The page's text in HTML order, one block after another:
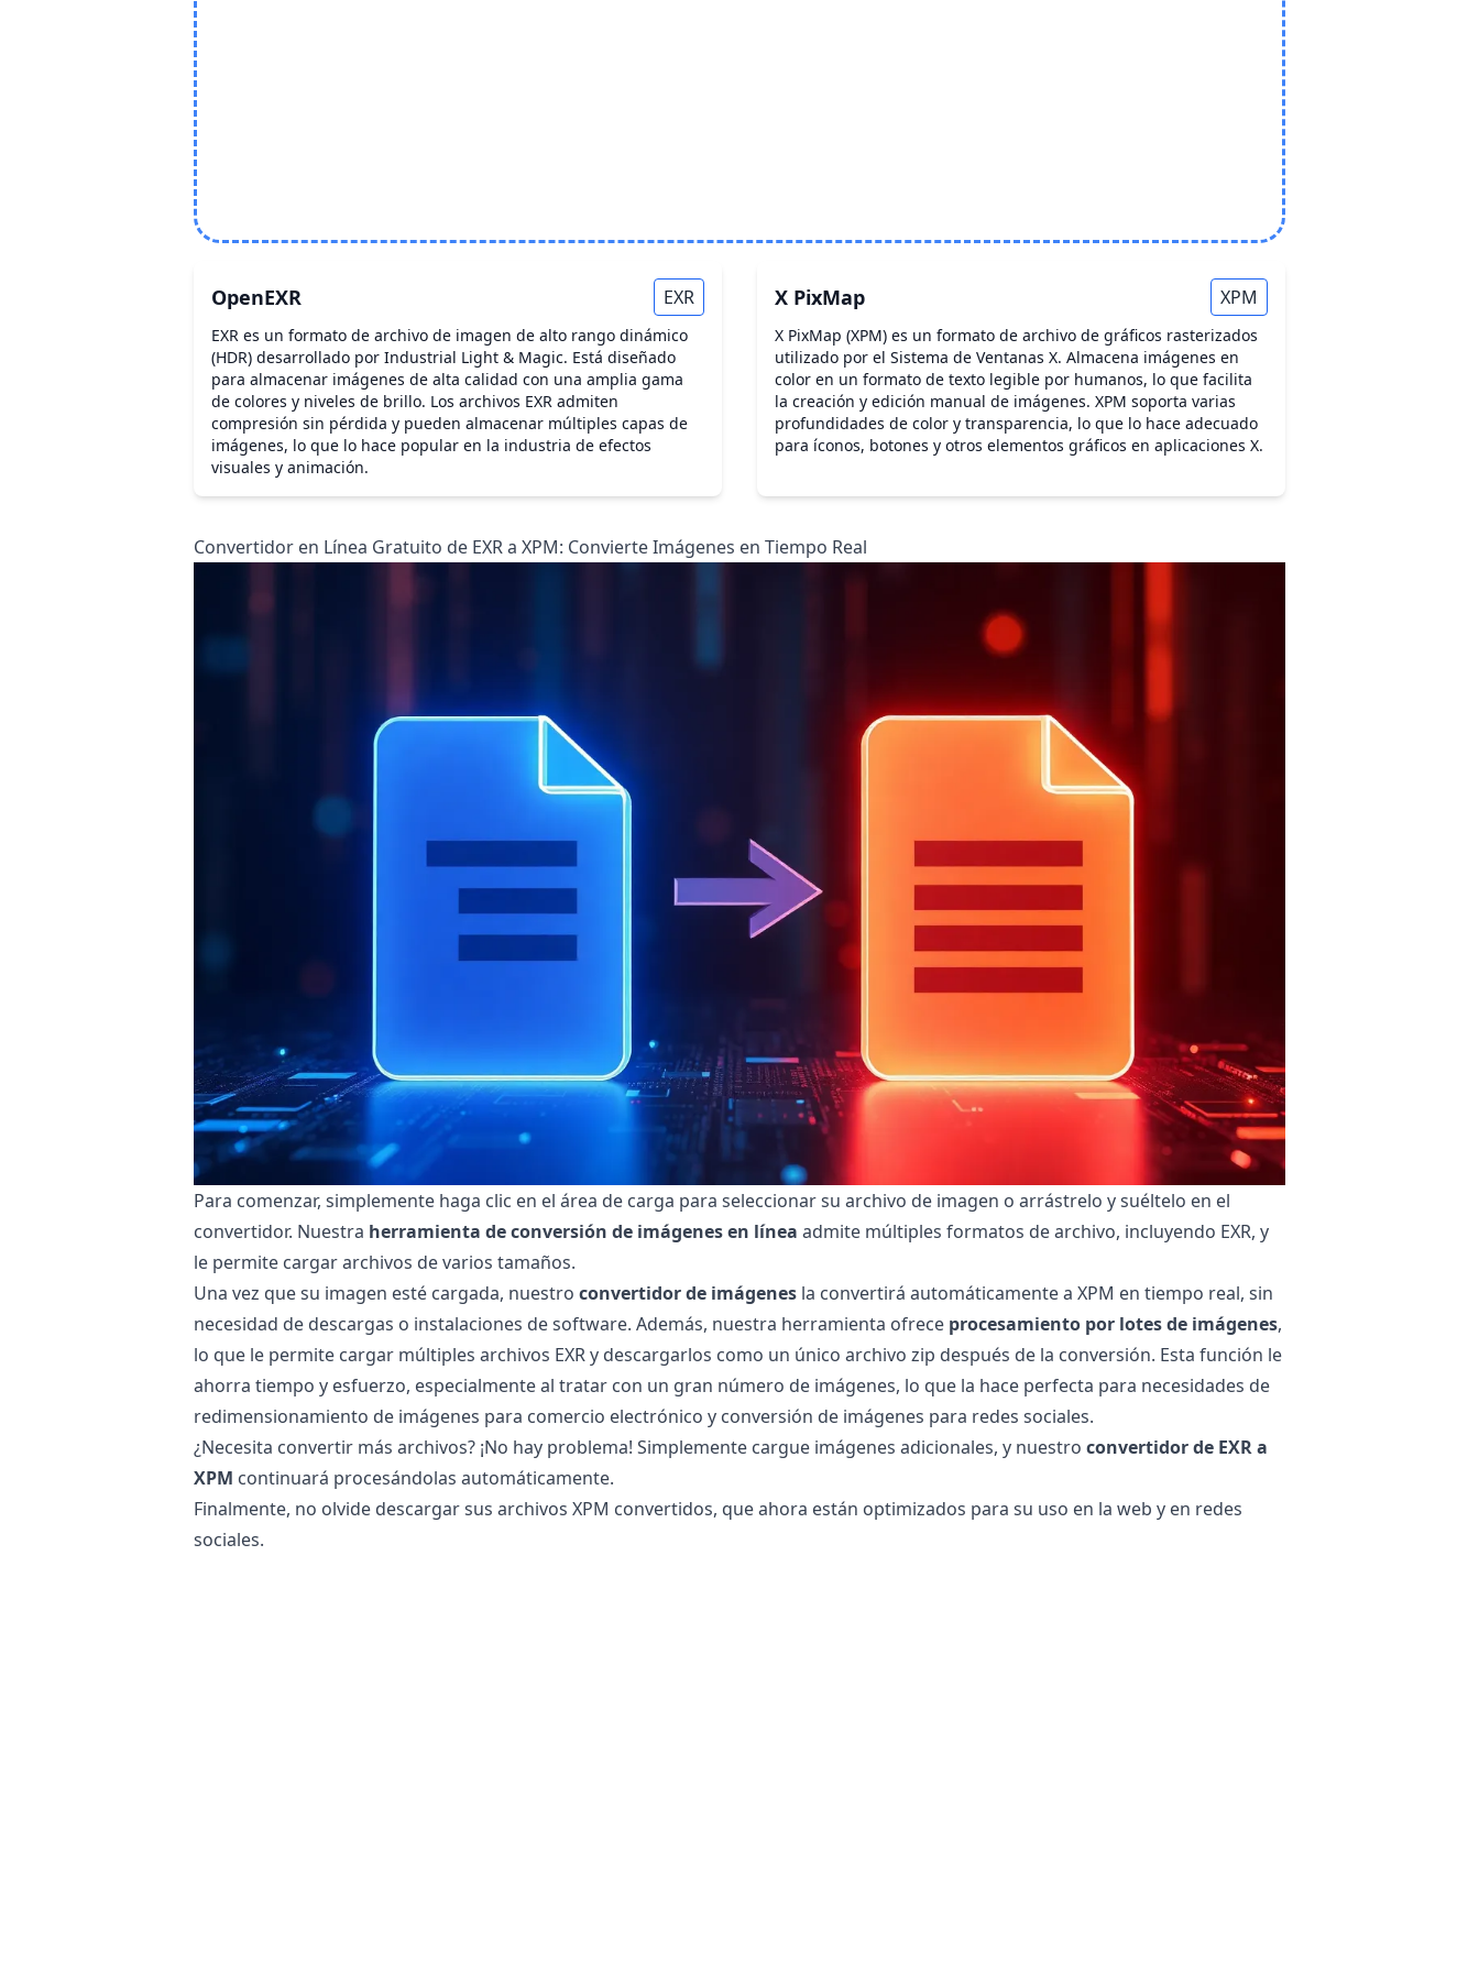
OpenEXR EXR
EXR es un formato de archivo de imagen de alto rango dinámico
(HDR) desarrollado por Industrial Light & Magic. Está diseñado
para almacenar imágenes de alta calidad con una amplia gama
de colores y niveles de brillo. Los archivos EXR admiten
compresión sin pérdida y pueden almacenar múltiples capas de
imágenes, lo que lo hace popular en la industria de efectos
visuales y animación.
X PixMap XPM
X PixMap (XPM) es un formato de archivo de gráficos rasterizados
utilizado por el Sistema de Ventanas X. Almacena imágenes en
color en un formato de texto legible por humanos, lo que facilita
la creación y edición manual de imágenes. XPM soporta varias
profundidades de color y transparencia, lo que lo hace adecuado
para íconos, botones y otros elementos gráficos en aplicaciones X.
Convertidor en Línea Gratuito de EXR a XPM: Convierte Imágenes en Tiempo Real
Para comenzar, simplemente haga clic en el área de carga para seleccionar su archivo de imagen o arrástrelo y suéltelo en el
convertidor. Nuestra herramienta de conversión de imágenes en línea admite múltiples formatos de archivo, incluyendo EXR, y
le permite cargar archivos de varios tamaños.
Una vez que su imagen esté cargada, nuestro convertidor de imágenes la convertirá automáticamente a XPM en tiempo real, sin
necesidad de descargas o instalaciones de software. Además, nuestra herramienta ofrece procesamiento por lotes de imágenes,
lo que le permite cargar múltiples archivos EXR y descargarlos como un único archivo zip después de la conversión. Esta función le
ahorra tiempo y esfuerzo, especialmente al tratar con un gran número de imágenes, lo que la hace perfecta para necesidades de
redimensionamiento de imágenes para comercio electrónico y conversión de imágenes para redes sociales.
¿Necesita convertir más archivos? ¡No hay problema! Simplemente cargue imágenes adicionales, y nuestro convertidor de EXR a
XPM continuará procesándolas automáticamente.
Finalmente, no olvide descargar sus archivos XPM convertidos, que ahora están optimizados para su uso en la web y en redes
sociales.